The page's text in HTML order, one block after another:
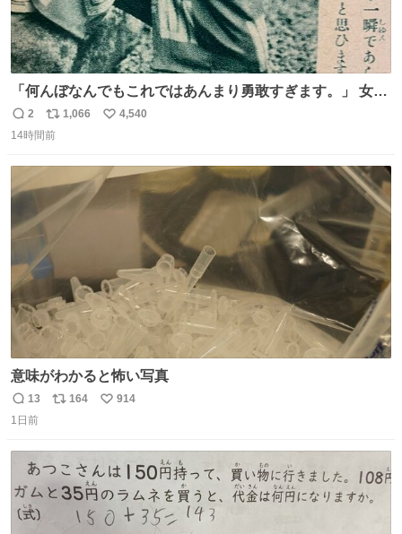
「何んぼなんでもこれではあんまり勇敢すぎます。」 女性
の立ち振る舞い指南コーナーで、大股を「下品」や「はし
たない」という言葉を使わず「勇敢すぎます」と洒落っ気
っていきたい… （昭和4年婦人倶楽部新年号より）
返
信
2
リ
ポ
1,066
い
数
4,540
14時間前
意味がわかると怖い写真
返
信
13
リ
ト
164
い
数
914
1日前